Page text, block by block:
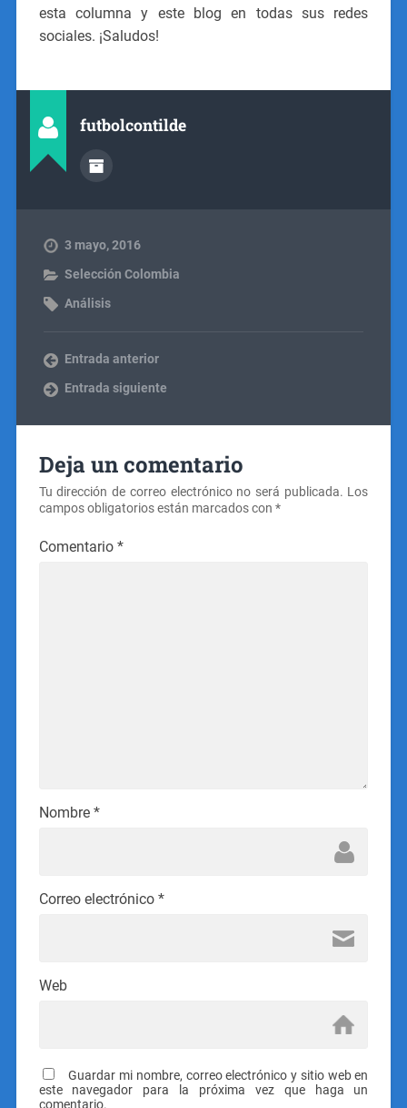
esta columna y este blog en todas sus redes
sociales. ¡Saludos!
futbolcontilde
3 mayo, 2016
Selección Colombia
Análisis
Entrada anterior
Entrada siguiente
Deja un comentario
Tu dirección de correo electrónico no será publicada. Los
campos obligatorios están marcados con *
Comentario *
Nombre *
Correo electrónico *
Web
Guardar mi nombre, correo electrónico y sitio web en
este navegador para la próxima vez que haga un
comentario.